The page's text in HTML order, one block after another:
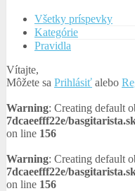
Všetky príspevky
Kategórie
Pravidla
Vítajte,
Môžete sa Prihlásiť alebo
Warning: Creating default
7dcaeefff22e/
on line 156
Warning: Creating default
7dcaeefff22e/
on line 156